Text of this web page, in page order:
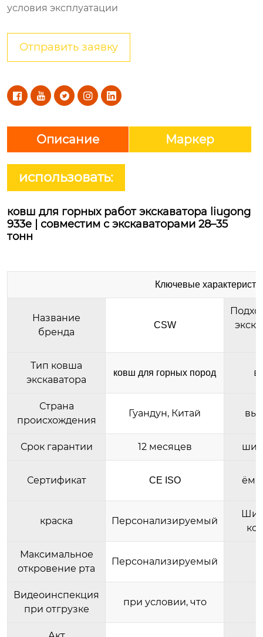
условия эксплуатации
Отправить заявку
    
Описание Маркер
использовать:
ковш для горных работ экскаватора liugong
933e | совместим с экскаваторами 28–35
тонн
Ключевые
Название
бренда
CSW
Тип ковша
экскаватора
ковш для горных пород
Страна
происхождения
Гуандун, Китай
Срок гарантии 12 месяцев
Сертификат CE ISO
краска Персонализируемый
Максимальное
откровение рта
Персонализируемый
Видеоинспекция
при отгрузке
при условии, что